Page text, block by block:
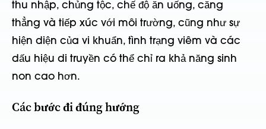
thu nhập, chủng tộc, chế độ ăn uống, căng
thẳng và tiếp xúc với môi trường, cũng như sự
hiện diện của vi khuẩn, tình trạng viêm và các
dấu hiệu di truyền có thể chỉ ra khả năng sinh
non cao hơn.
Các bước đi đúng hướng